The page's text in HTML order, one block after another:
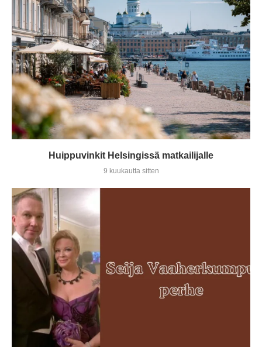
Huippuvinkit Helsingissä matkailijalle
9 kuukautta sitten